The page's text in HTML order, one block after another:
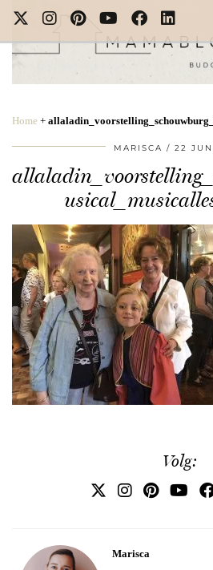
Home +
MARISCA 22
Volg:
Marisca